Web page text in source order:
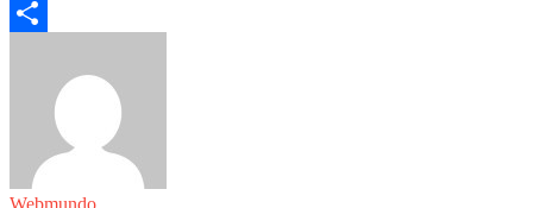
Twitter
Webmundo